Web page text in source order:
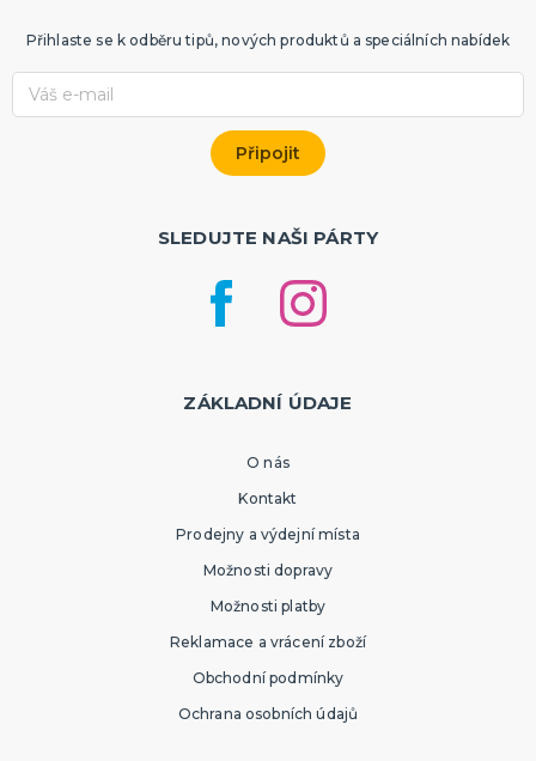
Přihlaste se k odběru tipů, nových produktů a speciálních nabídek
SLEDUJTE NAŠI PÁRTY
ZÁKLADNÍ ÚDAJE
O nás
Kontakt
Prodejny a výdejní místa
Možnosti dopravy
Možnosti platby
Reklamace a vrácení zboží
Obchodní podmínky
Ochrana osobních údajů